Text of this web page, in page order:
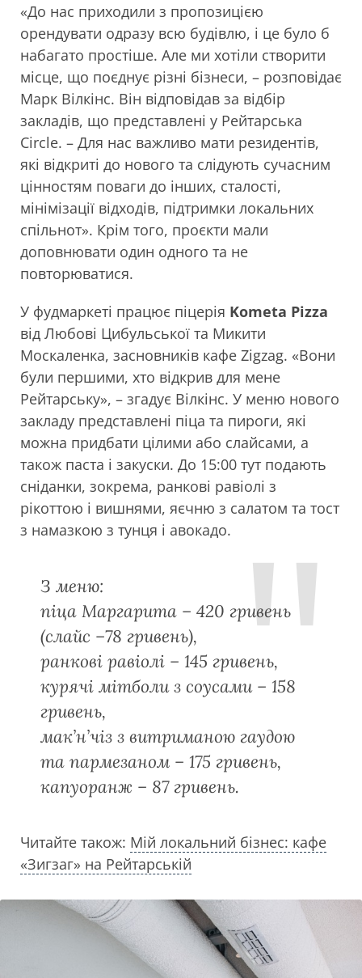
«До нас приходили з пропозицією
орендувати одразу всю будівлю, і це було б
набагато простіше. Але ми хотіли створити
місце, що поєднує різні бізнеси, – розповідає
Марк Вілкінс. Він відповідав за відбір
закладів, що представлені у Рейтарська
Circle. – Для нас важливо мати резидентів,
які відкриті до нового та слідують сучасним
цінностям поваги до інших, сталості,
мінімізації відходів, підтримки локальних
спільнот». Крім того, проєкти мали
доповнювати один одного та не
повторюватися.
У фудмаркеті працює піцерія Kometa Pizza
від Любові Цибульської та Микити
Москаленка, засновників кафе Zigzag. «Вони
були першими, хто відкрив для мене
Рейтарську», – згадує Вілкінс. У меню нового
закладу представлені піца та пироги, які
можна придбати цілими або слайсами, а
також паста і закуски. До 15:00 тут подають
сніданки, зокрема, ранкові равіолі з
рікоттою і вишнями, яєчню з салатом та тост
з намазкою з тунця і авокадо.
З меню:
піца Маргарита – 420 гривень
(слайс –78 гривень),
ранкові равіолі – 145 гривень,
курячі мітболи з соусами – 158
гривень,
мак’н’чіз з витриманою гаудою
та пармезаном – 175 гривень,
капуоранж – 87 гривень.
Читайте також: Мій локальний бізнес: кафе
«Зигзаг» на Рейтарській